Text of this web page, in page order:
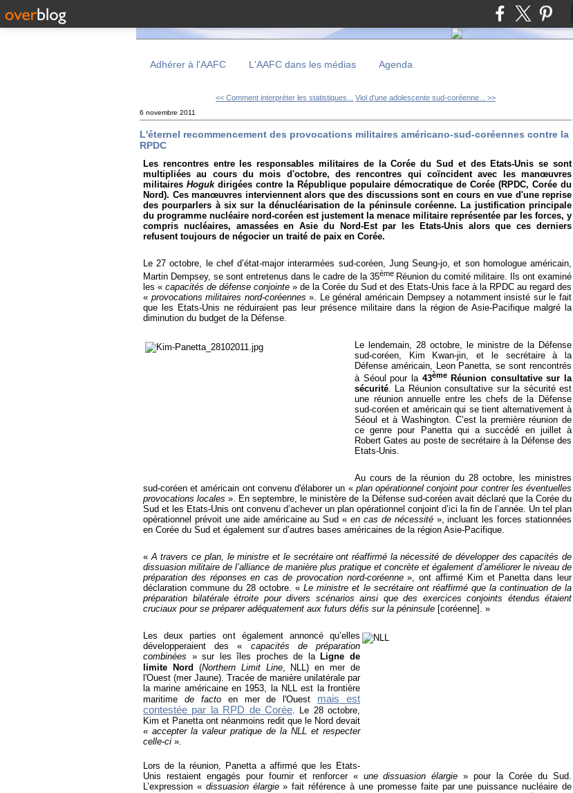
Adhérer à l'AAFC L'AAFC dans les médias Agenda
<< Comment interpréter les statistiques... Viol d'une adolescente sud-coréenne... >>
6 novembre 2011
L'éternel recommencement des provocations militaires américano-sud-coréennes contre la
RPDC
Les rencontres entre les responsables militaires de la Corée du Sud et des Etats-Unis se sont
multipliées au cours du mois d'octobre, des rencontres qui coïncident avec les manœuvres
militaires Hogukdirigées contre la République populaire démocratique de Corée (RPDC, Corée du
Nord). Ces manœuvres interviennent alors que des discussions sont en cours en vue d'une reprise
des pourparlers à six sur la dénucléarisation de la péninsule coréenne. La justification principale
du programme nucléaire nord-coréen est justement la menace militaire représentée par les forces, y
compris nucléaires, amassées en Asie du Nord-Est par les Etats-Unis alors que ces derniers
refusent toujours de négocier un traité de paix en Corée.
Le 27 octobre, le chef d’état-major interarmées sud-coréen, Jung Seung-jo, et son homologue américain,
Martin Dempsey, se sont entretenus dans le cadre de la 35ème Réunion du comité militaire. Ils ont examiné
les « capacités de défense conjointe » de la Corée du Sud et des Etats-Unis face à la RPDC au regard des
« provocations militaires nord-coréennes ». Le général américain Dempsey a notamment insisté sur le fait
que les Etats-Unis ne réduiraient pas leur présence militaire dans la région de Asie-Pacifique malgré la
diminution du budget de la Défense.
Le lendemain, 28 octobre, le ministre de la Défense
sud-coréen, Kim Kwan-jin, et le secrétaire à la
Défense américain, Leon Panetta, se sont rencontrés
à Séoul pour la 43èmeRéunion consultative sur la
sécurité. La Réunion consultative sur la sécurité est
une réunion annuelle entre les chefs de la Défense
sud-coréen et américain qui se tient alternativement à
Séoul et à Washington. C’est la première réunion de
ce genre pour Panetta qui a succédé en juillet à
Robert Gates au poste de secrétaire à la Défense des
Etats-Unis.
Au cours de la réunion du 28 octobre, les ministres
sud-coréen et américain ont convenu d'élaborer un « plan opérationnel conjoint pour contrer les éventuelles
provocations locales ». En septembre, le ministère de la Défense sud-coréen avait déclaré que la Corée du
Sud et les Etats-Unis ont convenu d’achever un plan opérationnel conjoint d’ici la fin de l’année. Un tel plan
opérationnel prévoit une aide américaine au Sud « en cas de nécessité», incluant les forces stationnées
en Corée du Sud et également sur d’autres bases américaines de la région Asie-Pacifique.
«A travers ce plan, le ministre et le secrétaire ont réaffirmé la nécessité de développer des capacités de
dissuasion militaire de l’alliance de manière plus pratique et concrète et également d’améliorer le niveau de
préparation des réponses en cas de provocation nord-coréenne», ont affirmé Kim et Panetta dans leur
déclaration commune du 28 octobre. «Le ministre et le secrétaire ont réaffirmé que la continuation de la
préparation bilatérale étroite pour divers scénarios ainsi que des exercices conjoints étendus étaient
cruciaux pour se préparer adéquatement aux futurs défis sur la péninsule [coréenne]. »
Les deux parties ont également annoncé qu’elles
développeraient des « capacités de préparation
combinées » sur les îles proches de la Ligne de
limite Nord
(Northern Limit Line, NLL) en mer de
l'Ouest (mer Jaune). Tracée de manière unilatérale par
la marine américaine en 1953, la NLL est la frontière
maritime
de facto en mer de l'Ouest mais est
contestée par la RPD de Corée. Le 28 octobre,
Kim et Panetta ont néanmoins redit que le Nord devait
« accepter la valeur pratique de la NLL et respecter
celle-ci ».
Lors de la réunion, Panetta a affirmé que les Etats-
Unis restaient engagés pour fournir et renforcer «une dissuasion élargie » pour la Corée du Sud.
L’expression « dissuasion élargie» fait référence à une promesse faite par une puissance nucléaire de